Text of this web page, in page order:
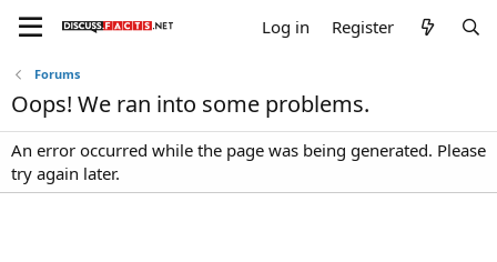
Log in Register
Forums
Oops! We ran into some problems.
An error occurred while the page was being generated. Please
try again later.